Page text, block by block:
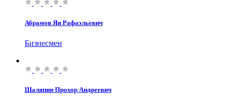
Абрамов Ян Рафаэльевич
Бизнесмен
Шаляпин Прохор Андреевич